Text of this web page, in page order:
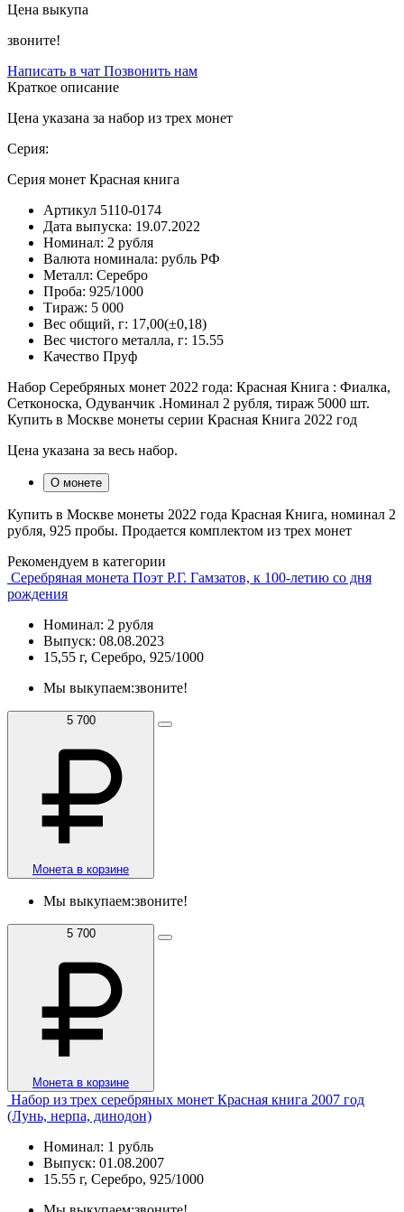
Цена выкупа
звоните!
Написать в чат Позвонить нам
Краткое описание
Цена указана за набор из трех монет
Серия:
Серия монет Красная книга
Артикул 5110-0174
Дата выпуска: 19.07.2022
Номинал: 2 рубля
Валюта номинала: рубль РФ
Металл: Серебро
Проба: 925/1000
Тираж: 5 000
Вес общий, г: 17,00(±0,18)
Вес чистого металла, г: 15.55
Качество Пруф
Набор Серебряных монет 2022 года: Красная Книга : Фиалка,
Сетконоска, Одуванчик .Номинал 2 рубля, тираж 5000 шт.
Купить в Москве монеты серии Красная Книга 2022 год
Цена указана за весь набор.
О монете
Купить в Москве монеты 2022 года Красная Книга, номинал 2
рубля, 925 пробы. Продается комплектом из трех монет
Рекомендуем в категории
Серебряная монета Поэт Р.Г. Гамзатов, к 100-летию со дня
рождения
Номинал: 2 рубля
Выпуск: 08.08.2023
15,55 г, Серебро, 925/1000
Мы выкупаем:звоните!
5 700
Монета в корзине
Мы выкупаем:звоните!
5 700
Монета в корзине
Набор из трех серебряных монет Красная книга 2007 год
(Лунь, нерпа, динодон)
Номинал: 1 рубль
Выпуск: 01.08.2007
15.55 г, Серебро, 925/1000